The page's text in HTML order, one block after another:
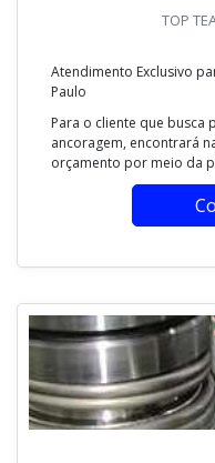
TOP
Atendimento Exclusivo
Paulo
Para o cliente que busca
ancoragem, encontrará
orçamento por meio da